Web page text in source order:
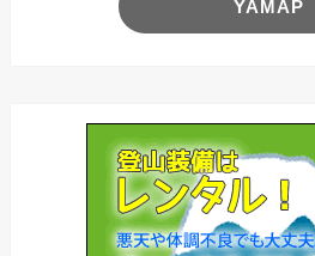
YAMAP